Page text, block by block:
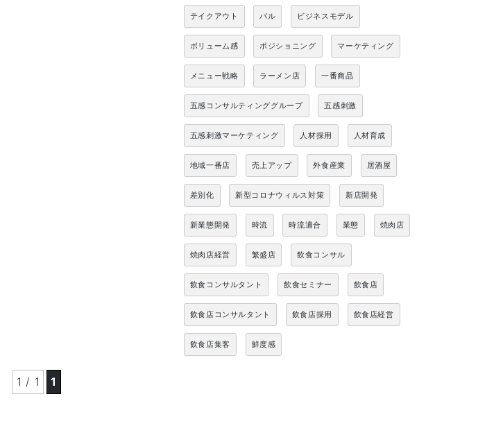
テイクアウト バル ビジネスモデル
ボリューム感 ポジショニング マーケティング
メニュー戦略 ラーメン店 一番商品
五感コンサルティンググループ 五感刺激
五感刺激マーケティング 人材採用 人材育成
地域一番店 売上アップ 外食産業 居酒屋
差別化 新型コロナウィルス対策 新店開発
新業態開発 時流 時流適合 業態 焼肉店
焼肉店経営 繁盛店 飲食コンサル
飲食コンサルタント 飲食セミナー 飲食店
飲食店コンサルタント 飲食店採用 飲食店経営
飲食店集客 鮮度感
1 / 1 1